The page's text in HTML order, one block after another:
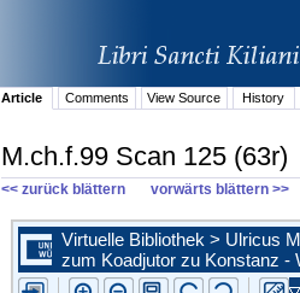
Article Comments View Source History
M.ch.f.99 Scan 125 (63r)
<< zurück blättern vorwärts blättern >>